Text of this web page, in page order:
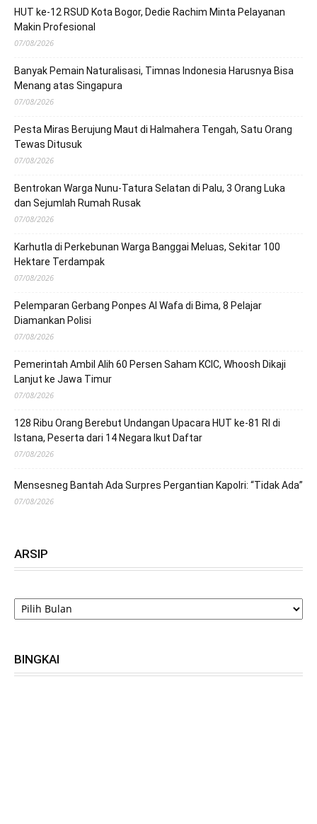
HUT ke-12 RSUD Kota Bogor, Dedie Rachim Minta Pelayanan
Makin Profesional
07/08/2026
Banyak Pemain Naturalisasi, Timnas Indonesia Harusnya Bisa
Menang atas Singapura
07/08/2026
Pesta Miras Berujung Maut di Halmahera Tengah, Satu Orang
Tewas Ditusuk
07/08/2026
Bentrokan Warga Nunu-Tatura Selatan di Palu, 3 Orang Luka
dan Sejumlah Rumah Rusak
07/08/2026
Karhutla di Perkebunan Warga Banggai Meluas, Sekitar 100
Hektare Terdampak
07/08/2026
Pelemparan Gerbang Ponpes Al Wafa di Bima, 8 Pelajar
Diamankan Polisi
07/08/2026
Pemerintah Ambil Alih 60 Persen Saham KCIC, Whoosh Dikaji
Lanjut ke Jawa Timur
07/08/2026
128 Ribu Orang Berebut Undangan Upacara HUT ke-81 RI di
Istana, Peserta dari 14 Negara Ikut Daftar
07/08/2026
Mensesneg Bantah Ada Surpres Pergantian Kapolri: “Tidak Ada”
07/08/2026
ARSIP
ARSIP
BINGKAI